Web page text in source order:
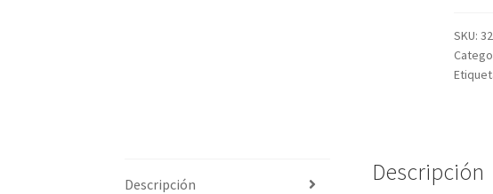
SKU:
Descripción Descripción